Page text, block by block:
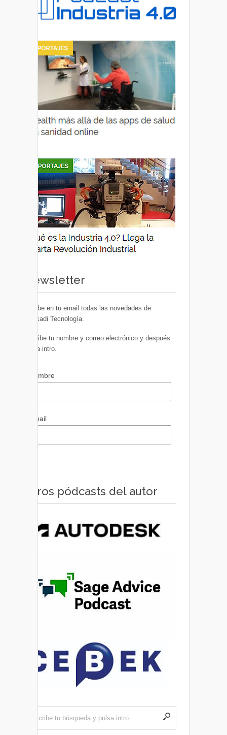
Newsletter
Recibe en tu email todas las novedades de
Euskadi Tecnología.
Escribe tu nombre y correo electrónico y después
pulsa intro.
Nombre
Email
Otros pódcasts del autor